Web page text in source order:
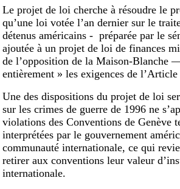
Le projet de loi cherche à résoudre le
qu’une loi votée l’an dernier sur le
détenus américains - préparée par le
ajoutée à un projet de loi de finances
de l’opposition de la Maison-Blanche —
entièrement » les exigences de
Une des dispositions du projet de loi
sur les crimes de guerre de 1996 ne
violations des Conventions de Genève
interprétées par le gouvernement
communauté internationale, ce qui
retirer aux conventions leur valeur
internationale.